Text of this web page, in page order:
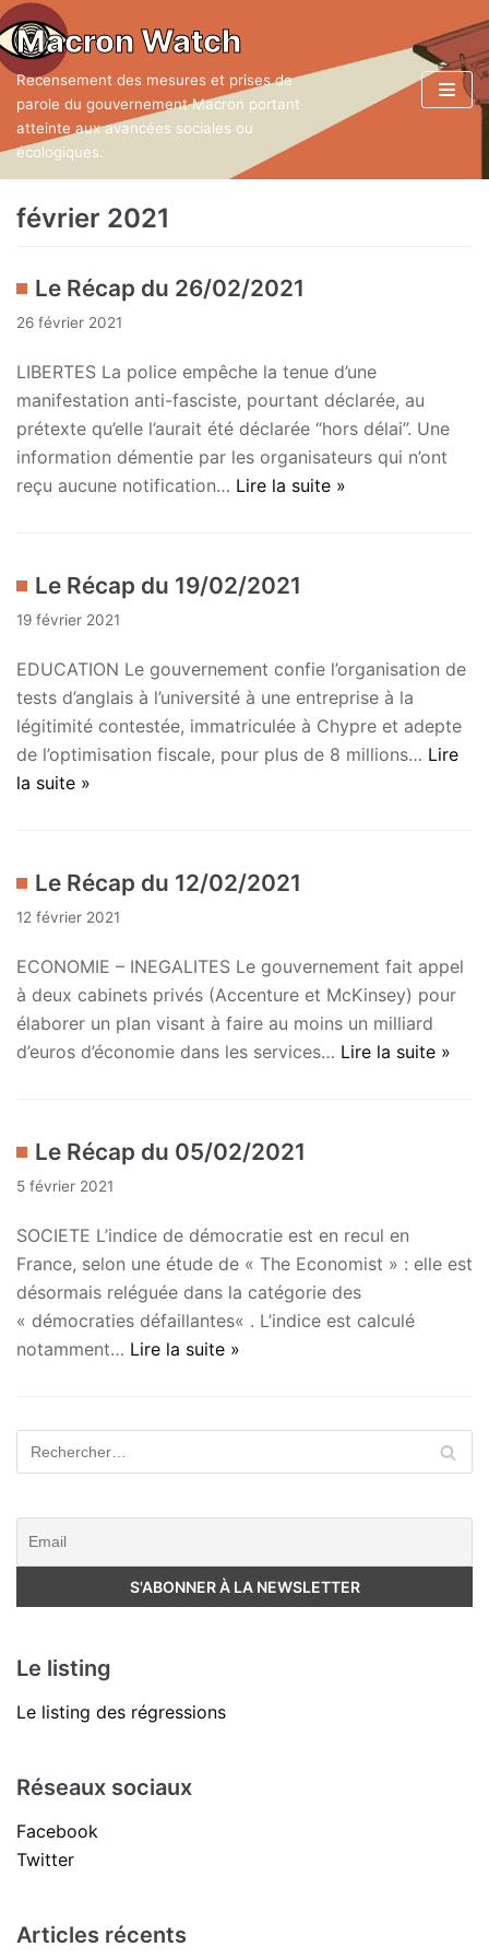
Aller
au
contenu
Macron Watch
Recensement des mesures et prises de
parole du gouvernement Macron portant
atteinte aux avancées sociales ou
écologiques.
février 2021
Le Récap du 26/02/2021
26 février 2021
LIBERTES La police empêche la tenue d’une
manifestation anti-fasciste, pourtant déclarée, au
prétexte qu’elle l’aurait été déclarée “hors délai”. Une
information démentie par les organisateurs qui n’ont
reçu aucune notification… Lire la suite »
Le Récap du 19/02/2021
19 février 2021
EDUCATION Le gouvernement confie l’organisation de
tests d’anglais à l’université à une entreprise à la
légitimité contestée, immatriculée à Chypre et adepte
de l’optimisation fiscale, pour plus de 8 millions… Lire
la suite »
Le Récap du 12/02/2021
12 février 2021
ECONOMIE – INEGALITES Le gouvernement fait appel
à deux cabinets privés (Accenture et McKinsey) pour
élaborer un plan visant à faire au moins un milliard
d’euros d’économie dans les services… Lire la suite »
Le Récap du 05/02/2021
5 février 2021
SOCIETE L’indice de démocratie est en recul en
France, selon une étude de « The Economist » : elle est
désormais reléguée dans la catégorie des
« démocraties défaillantes« . L’indice est calculé
notamment… Lire la suite »
Le listing
Le listing des régressions
Réseaux sociaux
Facebook
Twitter
Articles récents